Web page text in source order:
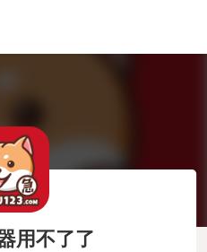
用不了了